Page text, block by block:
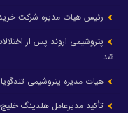
رئیس هیات مدیره شرکت
شد
هیات مدیره پتروشیمی
تأکید مدیرعامل هلدینگ